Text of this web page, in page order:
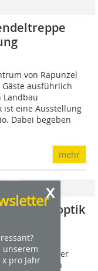
x
unserem
pro Jahr
von Rapunzel
ausführlich
Landbau
ist eine Ausstellung
Dabei begeben
mehr
in Rostoptik
zu dieser
Geschäftsführer
Bei meinen